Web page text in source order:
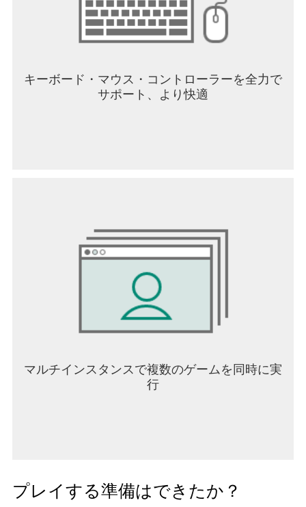
キーボード・マウス・コントローラーを全力で
サポート、より快適
マルチインスタンスで複数のゲームを同時に実
行
プレイする準備はできたか？